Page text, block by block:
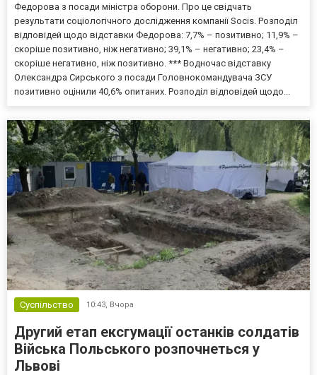
Федорова з посади міністра оборони. Про це свідчать
результати соціологічного дослідження компанії Socis. Розподіл
відповідей щодо відставки Федорова: 7,7% – позитивно; 11,9% –
скоріше позитивно, ніж негативно; 39,1% – негативно; 23,4% –
скоріше негативно, ніж позитивно. *** Водночас відставку
Олександра Сирського з посади Головнокомандувача ЗСУ
позитивно оцінили 40,6% опитаних. Розподіл відповідей щодо...
Суспільство 10:43, Вчора
Другий етап ексгумації останків солдатів
Війська Польського розпочнеться у
Львові